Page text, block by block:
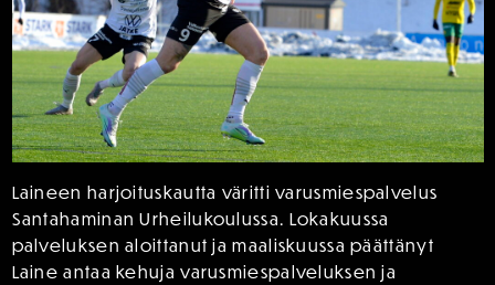
Laineen harjoituskautta väritti varusmiespalvelus
Santahaminan Urheilukoulussa. Lokakuussa
palveluksen aloittanut ja maaliskuussa päättänyt
Laine antaa kehuja varusmiespalveluksen ja